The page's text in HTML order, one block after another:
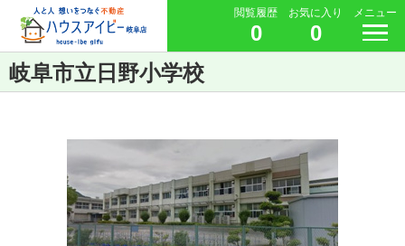
閲覧履歴
0
お気に入り
0
メニュー
岐阜市立日野小学校